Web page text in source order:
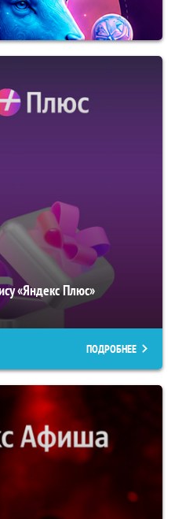
«Яндекс Плюс»
ПОДРОБНЕЕ